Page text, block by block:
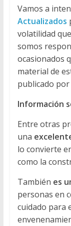
Vamos a
Actualizados
volatilidad
somos
ocasionados
material de
publicado
Información
Entre otras
una
lo convierte
como la
También es
personas en
cuidado para